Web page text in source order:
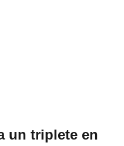
un triplete en